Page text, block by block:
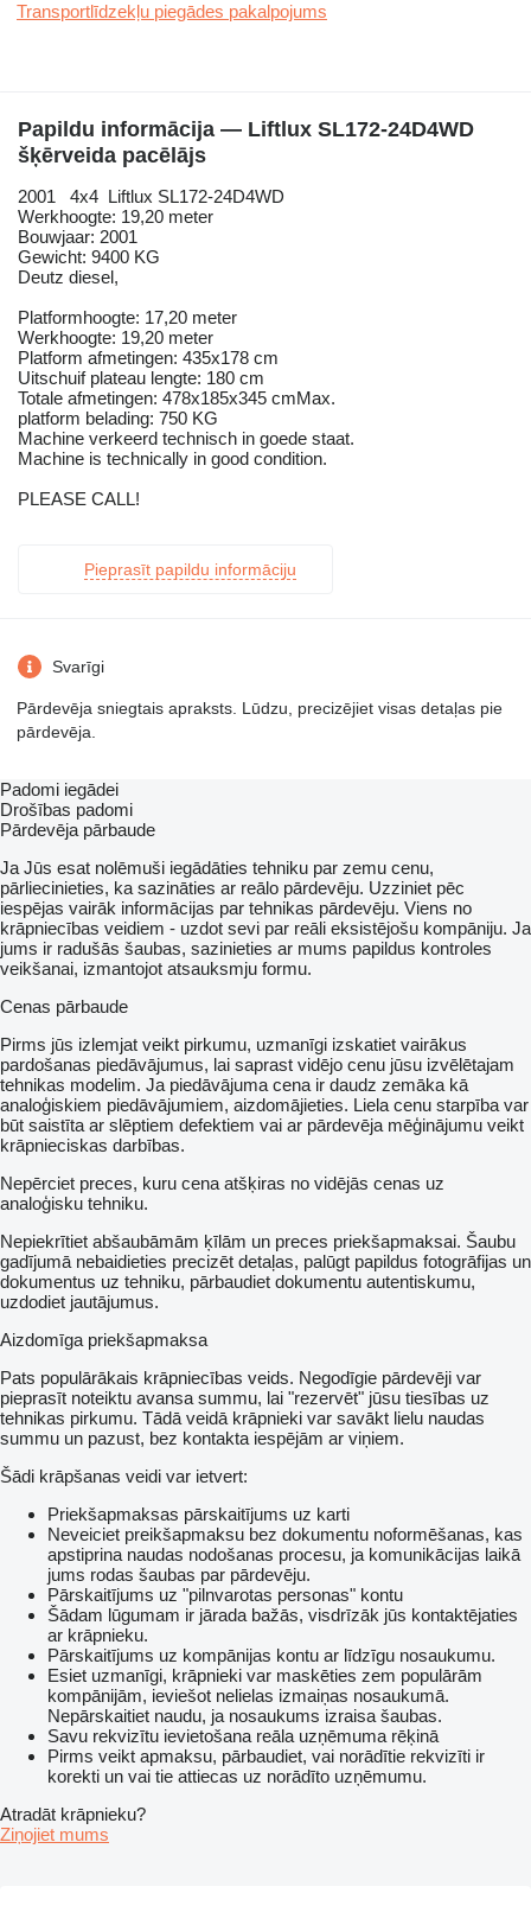
Transportlīdzekļu piegādes pakalpojums
Papildu informācija — Liftlux SL172-24D4WD
šķērveida pacēlājs
2001 4x4 Liftlux SL172-24D4WD
Werkhoogte: 19,20 meter
Bouwjaar: 2001
Gewicht: 9400 KG
Deutz diesel,
Platformhoogte: 17,20 meter
Werkhoogte: 19,20 meter
Platform afmetingen: 435x178 cm
Uitschuif plateau lengte: 180 cm
Totale afmetingen: 478x185x345 cmMax.
platform belading: 750 KG
Machine verkeerd technisch in goede staat.
Machine is technically in good condition.
PLEASE CALL!
Pieprasīt papildu informāciju
Svarīgi
Pārdevēja sniegtais apraksts. Lūdzu, precizējiet visas detaļas pie
pārdevēja.
Padomi iegādei
Drošības padomi
Pārdevēja pārbaude
Ja Jūs esat nolēmuši iegādāties tehniku par zemu cenu,
pārliecinieties, ka sazināties ar reālo pārdevēju. Uzziniet pēc
iespējas vairāk informācijas par tehnikas pārdevēju. Viens no
krāpniecības veidiem - uzdot sevi par reāli eksistējošu kompāniju. Ja
jums ir radušās šaubas, sazinieties ar mums papildus kontroles
veikšanai, izmantojot atsauksmju formu.
Cenas pārbaude
Pirms jūs izlemjat veikt pirkumu, uzmanīgi izskatiet vairākus
pardošanas piedāvājumus, lai saprast vidējo cenu jūsu izvēlētajam
tehnikas modelim. Ja piedāvājuma cena ir daudz zemāka kā
analoģiskiem piedāvājumiem, aizdomājieties. Liela cenu starpība var
būt saistīta ar slēptiem defektiem vai ar pārdevēja mēģinājumu veikt
krāpnieciskas darbības.
Nepērciet preces, kuru cena atšķiras no vidējās cenas uz
analoģisku tehniku.
Nepiekrītiet abšaubāmām ķīlām un preces priekšapmaksai. Šaubu
gadījumā nebaidieties precizēt detaļas, palūgt papildus fotogrāfijas un
dokumentus uz tehniku, pārbaudiet dokumentu autentiskumu,
uzdodiet jautājumus.
Aizdomīga priekšapmaksa
Pats populārākais krāpniecības veids. Negodīgie pārdevēji var
pieprasīt noteiktu avansa summu, lai "rezervēt" jūsu tiesības uz
tehnikas pirkumu. Tādā veidā krāpnieki var savākt lielu naudas
summu un pazust, bez kontakta iespējām ar viņiem.
Šādi krāpšanas veidi var ietvert:
Priekšapmaksas pārskaitījums uz karti
Neveiciet preikšapmaksu bez dokumentu noformēšanas, kas
apstiprina naudas nodošanas procesu, ja komunikācijas laikā
jums rodas šaubas par pārdevēju.
Pārskaitījums uz "pilnvarotas personas" kontu
Šādam lūgumam ir jārada bažās, visdrīzāk jūs kontaktējaties
ar krāpnieku.
Pārskaitījums uz kompānijas kontu ar līdzīgu nosaukumu.
Esiet uzmanīgi, krāpnieki var maskēties zem populārām
kompānijām, ieviešot nelielas izmaiņas nosaukumā.
Nepārskaitiet naudu, ja nosaukums izraisa šaubas.
Savu rekvizītu ievietošana reāla uzņēmuma rēķinā
Pirms veikt apmaksu, pārbaudiet, vai norādītie rekvizīti ir
korekti un vai tie attiecas uz norādīto uzņēmumu.
Atradāt krāpnieku?
Ziņojiet mums